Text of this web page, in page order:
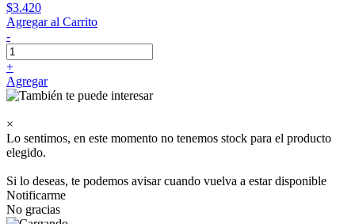
$3.420
Agregar al Carrito
-
+
Agregar
×
Lo sentimos, en este momento no tenemos stock para el producto
elegido.
Si lo deseas, te podemos avisar cuando vuelva a estar disponible
Notificarme
No gracias